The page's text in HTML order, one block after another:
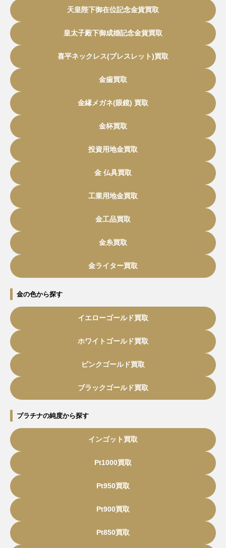
天皇陛下御在位記念金貨買取
皇太子殿下御成婚記念金貨買取
喜平ネックレス(ブレスレット)買取
金歯買取
金縁メガネ(眼鏡) 買取
金杯買取
投資用地金買取
金 仏具買取
工業用地金買取
金工品買取
金糸買取
金ライター買取
金の色から探す
イエローゴールド買取
ホワイトゴールド買取
ピンクゴールド買取
ブラックゴールド買取
プラチナの純度から探す
インゴット買取
Pt1000買取
Pt950買取
Pt900買取
Pt850買取